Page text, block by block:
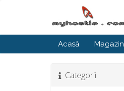
Acasă Magazin
Categorii